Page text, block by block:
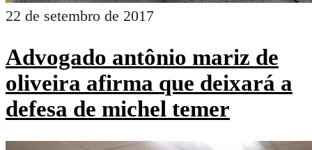
22 de setembro de 2017
Advogado antônio mariz de
oliveira afirma que deixará a
defesa de michel temer